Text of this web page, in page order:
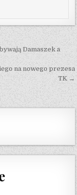
Damaszek a
na nowego prezesa
TK →